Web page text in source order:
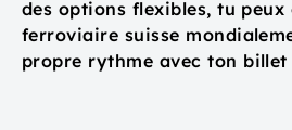
des options flexibles, tu peux
ferroviaire suisse
propre rythme avec ton billet